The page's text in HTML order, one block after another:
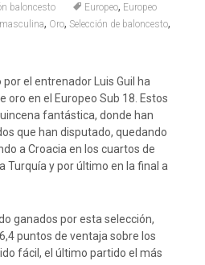
baloncesto Europeo, Europeo
masculina, Oro, Selección de baloncesto,
el entrenador Luis Guil ha
oro en el Europeo Sub 18. Estos
fantástica, donde han
que han disputado, quedando
a Croacia en los cuartos de
Turquía y por último en la final a
ganados por esta selección,
puntos de ventaja sobre los
fácil, el último partido el más